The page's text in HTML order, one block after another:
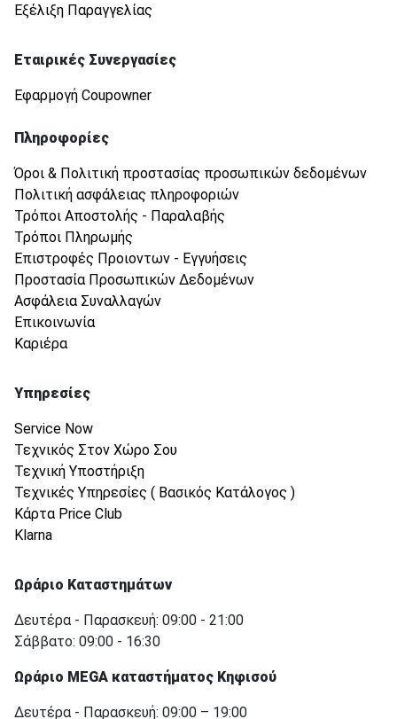
Εξέλιξη Παραγγελίας
Εταιρικές Συνεργασίες
Εφαρμογή Coupowner
Πληροφορίες
Όροι & Πολιτική προστασίας προσωπικών δεδομένων
Πολιτική ασφάλειας πληροφοριών
Τρόποι Αποστολής - Παραλαβής
Τρόποι Πληρωμής
Επιστροφές Προιοντων - Εγγυήσεις
Προστασία Προσωπικών Δεδομένων
Ασφάλεια Συναλλαγών
Επικοινωνία
Καριέρα
Υπηρεσίες
Service Now
Τεχνικός Στον Χώρο Σου
Τεχνική Υποστήριξη
Τεχνικές Υπηρεσίες ( Βασικός Κατάλογος )
Κάρτα Price Club
Klarna
Ωράριο Καταστημάτων
Δευτέρα - Παρασκευή: 09:00 - 21:00
Σάββατο: 09:00 - 16:30
Ωράριο MEGA καταστήματος Κηφισού
Δευτέρα - Παρασκευή: 09:00 – 19:00